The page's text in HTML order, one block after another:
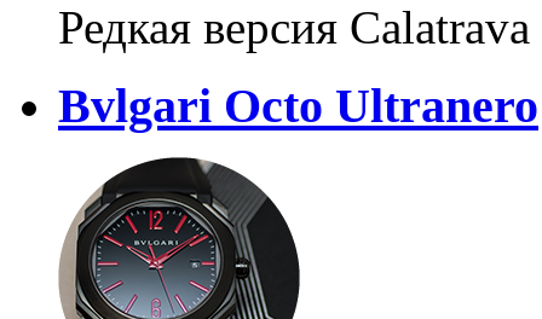
Редкая версия Calatrava
Bvlgari Octo Ultranero